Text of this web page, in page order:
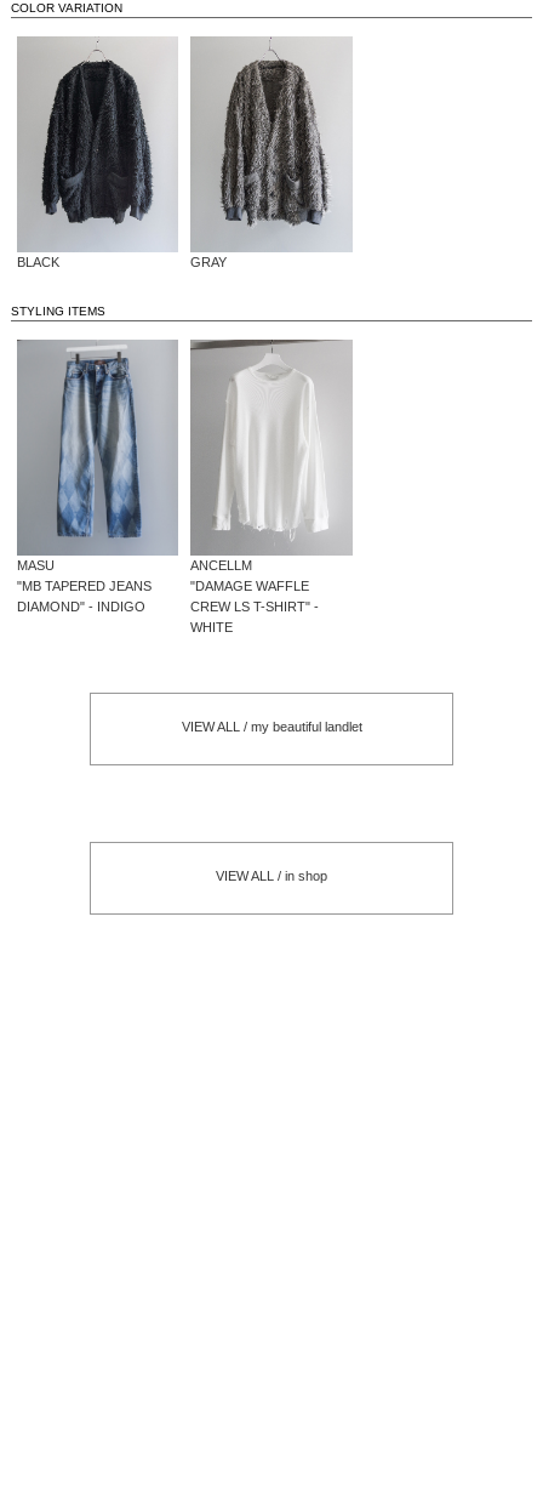
COLOR VARIATION
BLACK GRAY
STYLING ITEMS
MASU
"MB TAPERED JEANS
DIAMOND" - INDIGO
ANCELLM
"DAMAGE WAFFLE
CREW LS T-SHIRT" -
WHITE
VIEW ALL / my beautiful landlet
VIEW ALL / in shop